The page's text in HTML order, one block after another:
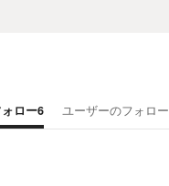
ロー6 ユーザーのフォロー